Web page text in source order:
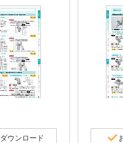
ダウンロード